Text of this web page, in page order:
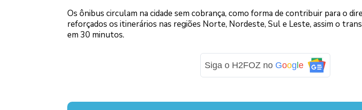
Os ônibus circulam na cidade sem cobrança, como forma de contribuir para o
reforçados os itinerários nas regiões Norte, Nordeste, Sul e Leste, assim o
em 30 minutos.
Siga o H2FOZ no Google